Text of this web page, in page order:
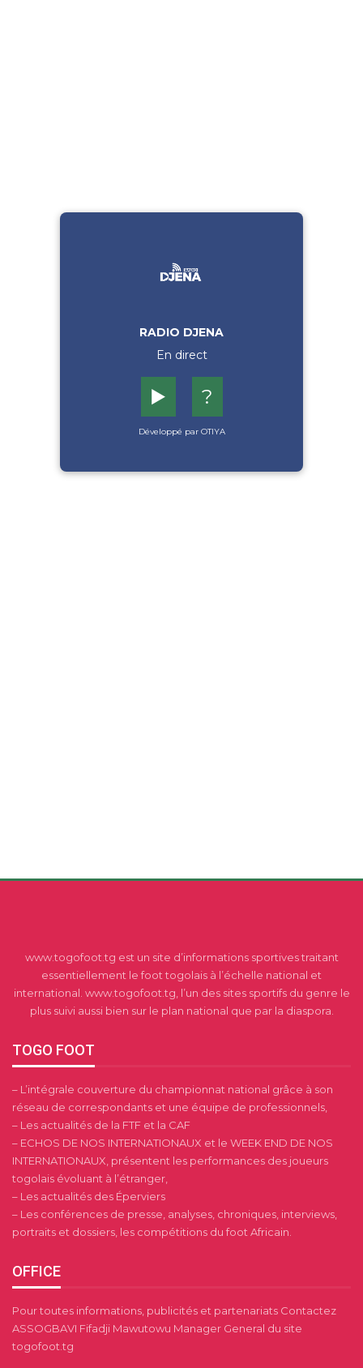
RADIO DJENA
En direct
▶️ ?
Développé par OTIYA
www.togofoot.tg est un site d’informations sportives traitant
essentiellement le foot togolais à l’échelle national et
international. www.togofoot.tg, l’un des sites sportifs du genre le
plus suivi aussi bien sur le plan national que par la diaspora.
TOGO FOOT
– L’intégrale couverture du championnat national grâce à son
réseau de correspondants et une équipe de professionnels,
– Les actualités de la FTF et la CAF
– ECHOS DE NOS INTERNATIONAUX et le WEEK END DE NOS
INTERNATIONAUX, présentent les performances des joueurs
togolais évoluant à l’étranger,
– Les actualités des Éperviers
– Les conférences de presse, analyses, chroniques, interviews,
portraits et dossiers, les compétitions du foot Africain.
OFFICE
Pour toutes informations, publicités et partenariats Contactez
ASSOGBAVI Fifadji Mawutowu Manager General du site
togofoot.tg